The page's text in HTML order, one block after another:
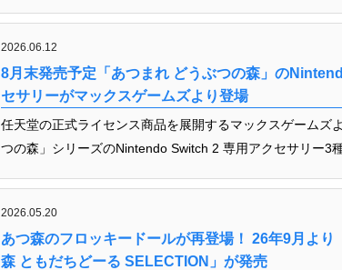
2026.06.12
8月末発売予定「あつまれ どうぶつの森」の
セサリーがマックスゲームズより登場
任天堂の正式ライセンス商品を展開するマックスゲームズ
つの森」シリーズのNintendo Switch 2 専用アクセサリー3
2026.05.20
あつ森のフロッキードールが再登場！ 26年9月より
森 ともだちどーる SELECTION」が発売